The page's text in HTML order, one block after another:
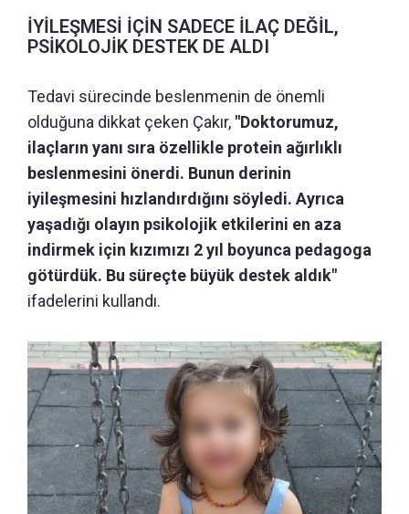
İYİLEŞMESİ İÇİN SADECE İLAÇ DEĞİL,
PSİKOLOJİK DESTEK DE ALDI
Tedavi sürecinde beslenmenin de önemli
olduğuna dikkat çeken Çakır, "Doktorumuz,
ilaçların yanı sıra özellikle protein ağırlıklı
beslenmesini önerdi. Bunun derinin
iyileşmesini hızlandırdığını söyledi. Ayrıca
yaşadığı olayın psikolojik etkilerini en aza
indirmek için kızımızı 2 yıl boyunca pedagoga
götürdük. Bu süreçte büyük destek aldık"
ifadelerini kullandı.